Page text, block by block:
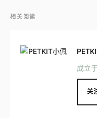
相关阅读
成立
关